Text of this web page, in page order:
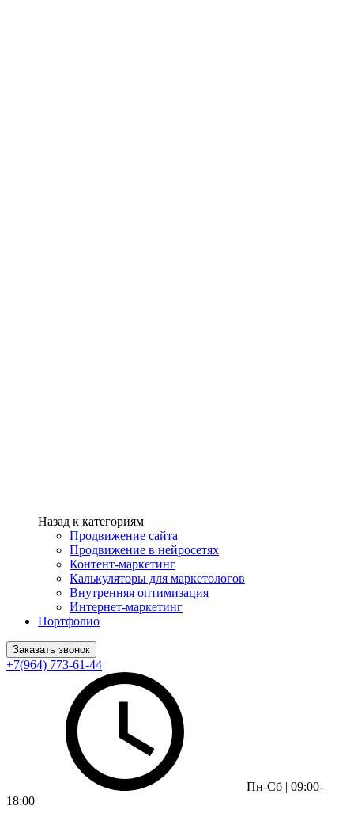
Назад к категориям
Продвижение сайта
Продвижение в нейросетях
Контент-маркетинг
Калькуляторы для маркетологов
Внутренняя оптимизация
Интернет-маркетинг
Портфолио
Заказать звонок
+7(964) 773-61-44
Пн-Сб | 09:00-
18:00